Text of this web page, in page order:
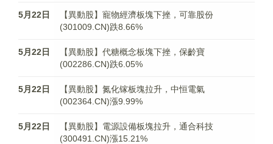
5月22日
【異動股】寵物經濟板塊下挫，可靠股份
(301009.CN)跌8.66%
5月22日
【異動股】代糖概念板塊下挫，保齡寶
(002286.CN)跌6.05%
5月22日
【異動股】氮化镓板塊拉升，中恒電氣
(002364.CN)漲9.99%
5月22日
【異動股】電源設備板塊拉升，通合科技
(300491.CN)漲15.21%